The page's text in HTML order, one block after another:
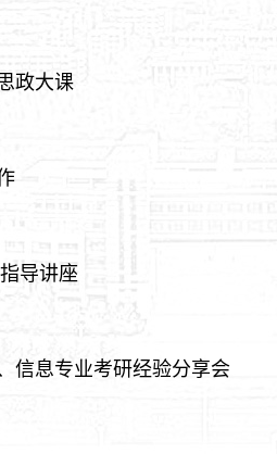
政大课
导讲座
信息专业考研经验分享会